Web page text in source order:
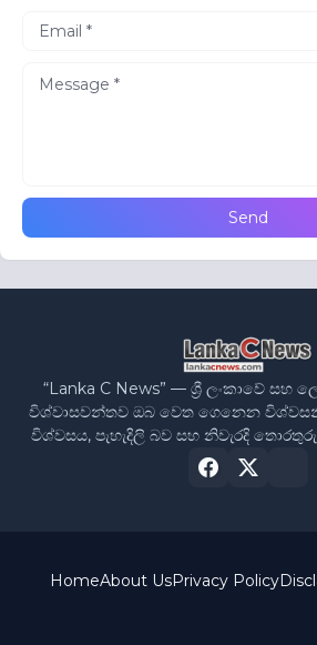
“Lanka C News” — ශ්‍රී ලංකාවේ
විශ්වාසවන්තව ඔබ වෙත ගෙනෙන
විශ්වසය, පැහැදිලි බව සහ නිවැරදි
HomeAbout UsPrivacy Policy